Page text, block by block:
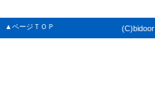
▲ページＴＯＰ (C)bidoor